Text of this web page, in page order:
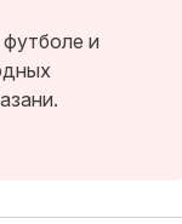
и